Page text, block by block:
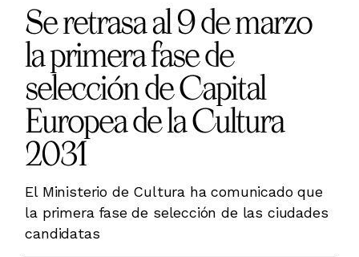
Se retrasa al 9 de marzo
la primera fase de
selección de Capital
Europea de la Cultura
2031
El Ministerio de Cultura ha comunicado que
la primera fase de selección de las ciudades
candidatas